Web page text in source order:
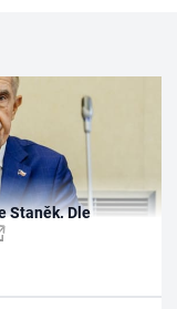
Staněk. Dle